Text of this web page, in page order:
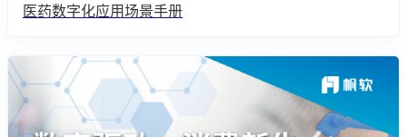
医药数字化应用场景手册